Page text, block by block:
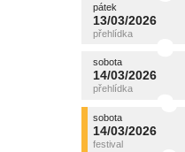
pátek
13/03/2026
pátek
13/03/2026
sobota
14/03/2026
sobota
14/03/2026
sobota
14/03/2026
sobota
14/03/2026